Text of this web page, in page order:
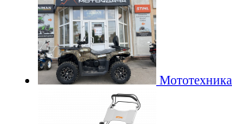
Мототехника